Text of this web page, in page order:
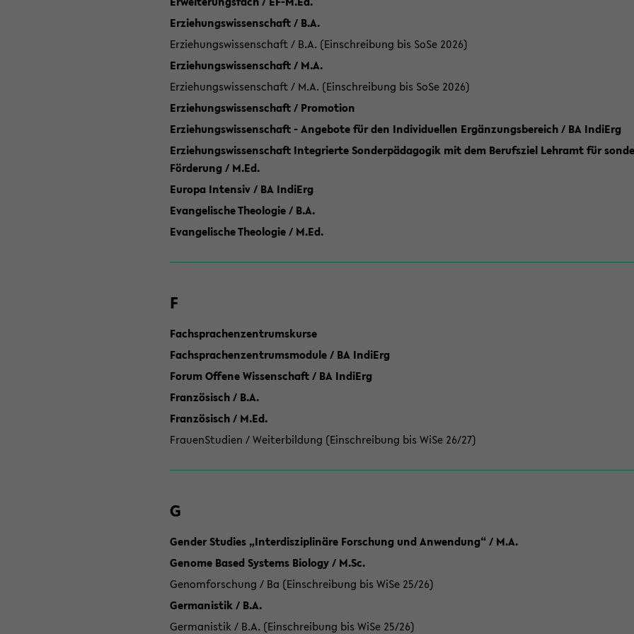
Erziehungswissenschaft / B.A.
Erziehungswissenschaft / B.A. (Einschreibung bis SoSe 2026)
Erziehungswissenschaft / M.A.
Erziehungswissenschaft / M.A. (Einschreibung bis SoSe 2026)
Erziehungswissenschaft / Promotion
Erziehungswissenschaft - Angebote für den Individuellen Ergänzungsbereich / BA IndiErg
Erziehungswissenschaft Integrierte Sonderpädagogik mit dem Berufsziel Lehramt für
Förderung / M.Ed.
Europa Intensiv / BA IndiErg
Evangelische Theologie / B.A.
Evangelische Theologie / M.Ed.
F
Fachsprachenzentrumskurse
Fachsprachenzentrumsmodule / BA IndiErg
Forum Offene Wissenschaft / BA IndiErg
Französisch / B.A.
Französisch / M.Ed.
FrauenStudien / Weiterbildung (Einschreibung bis WiSe 26/27)
G
Gender Studies „Interdisziplinäre Forschung und Anwendung“ / M.A.
Genome Based Systems Biology / M.Sc.
Genomforschung / Ba (Einschreibung bis WiSe 25/26)
Germanistik / B.A.
Germanistik / B.A. (Einschreibung bis WiSe 25/26)